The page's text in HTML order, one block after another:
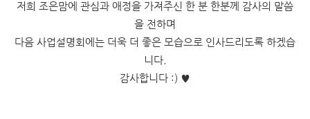
저희 조은맘에 관심과 애정을 가져주신 한 분 한분께 감사의 말씀
을 전하며
다음 사업설명회에는 더욱 더 좋은 모습으로 인사드리도록 하겠습
니다.
감사합니다 :) ♥